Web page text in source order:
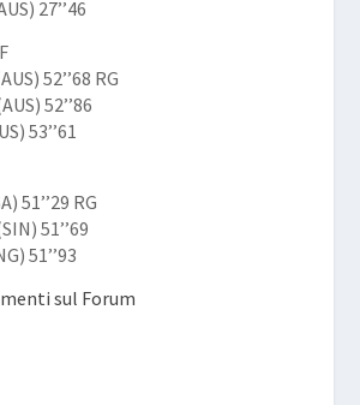
27’’46
52’’68 RG
52’’86
53’’61
51’’29 RG
51’’69
51’’93
sul Forum